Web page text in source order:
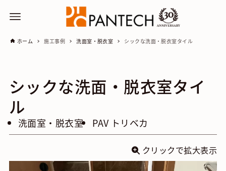
ホーム 施工事例 洗面室・脱衣室 シックな洗面・脱衣室タイル
シックな洗面・脱衣室タイ
ル
洗面室・脱衣室 PAV トリベカ
クリックで拡大表示